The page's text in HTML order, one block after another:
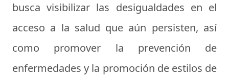
busca visibilizar las desigualdades en el
acceso a la salud que aún persisten, así
como promover la prevención de
enfermedades y la promoción de estilos de